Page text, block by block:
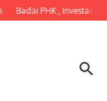
Badai PHK , Investasi